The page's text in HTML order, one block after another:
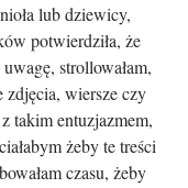
lub dziewicy,
potwierdziła, że
strollowałam,
zdjęcia, wiersze czy
takim entuzjazmem,
żeby te treści
czasu, żeby